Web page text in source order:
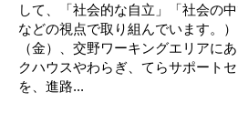
して、「社会的な自立」「社会の
などの視点で取り組んでいます。
（金）、交野ワーキングエリアに
クハウスやわらぎ、てらサポート
を、進路...